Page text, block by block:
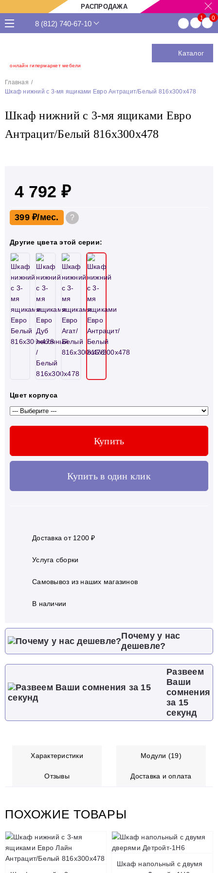
РАСПРОДАЖА
онлайн гипермаркет мебели
8 (812) 740-67-10
Каталог
Главная
Шкаф нижний с 3-мя ящиками Евро Антрацит/Белый 816х300х478
Шкаф нижний с 3-мя ящиками Евро
Антрацит/Белый 816х300х478
4 792 ₽
399 ₽ ?
Другие цвета этой серии:
Цвет корпуса
Купить
Купить в один клик
Доставка от 1200 ₽
Услуга сборки
Самовывоз из наших магазинов
В наличии
Почему у нас
дешевле?
Развеем
Ваши
сомнения
за 15
секунд
Характеристики Модули (19)
Отзывы Доставка и оплата
ПОХОЖИЕ ТОВАРЫ
Шкаф напольный с двумя